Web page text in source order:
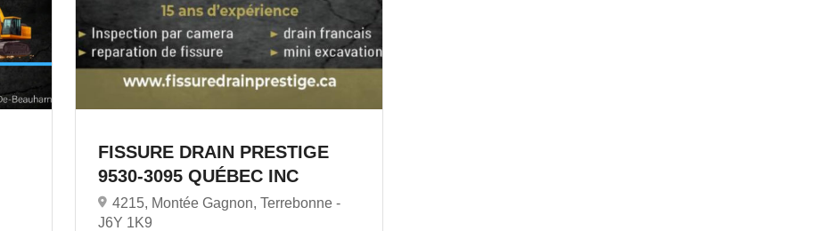
FISSURE DRAIN PRESTIGE
9530-3095 QUÉBEC INC
4215, Montée Gagnon, Terrebonne -
J6Y 1K9